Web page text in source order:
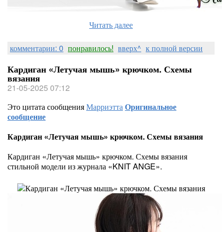
Читать далее
комментарии: 0 понравилось! вверх^ к полной версии
Кардиган «Летучая мышь» крючком. Схемы
вязания
21-05-2025 07:12
Это цитата сообщенияМарриэттаОригинальное
сообщение
Кардиган «Летучая мышь» крючком. Схемы вязания
Кардиган «Летучая мышь» крючком. Схемы вязания
стильной модели из журнала «KNIT ANGE».